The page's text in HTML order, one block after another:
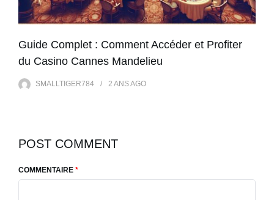
Guide Complet : Comment Accéder et Profiter
du Casino Cannes Mandelieu
SMALLTIGER784 2 ANSAGO
POST COMMENT
COMMENTAIRE *